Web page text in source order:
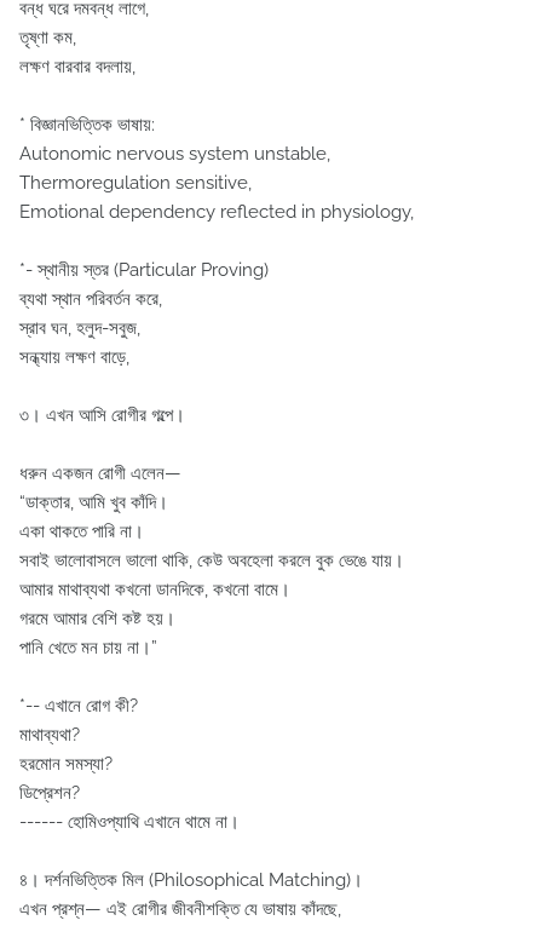
বন্ধ ঘরে দমবন্ধ লাগে,
তৃষ্ণা কম,
লক্ষণ বারবার বদলায়,
* বিজ্ঞানভিত্তিক ভাষায়:
Autonomic nervous system unstable,
Thermoregulation sensitive,
Emotional dependency reflected in physiology,
*- স্থানীয় স্তর (Particular Proving)
ব্যথা স্থান পরিবর্তন করে,
স্রাব ঘন, হলুদ-সবুজ,
সন্ধ্যায় লক্ষণ বাড়ে,
৩️। এখন আসি রোগীর গল্পে।
ধরুন একজন রোগী এলেন—
“ডাক্তার, আমি খুব কাঁদি।
একা থাকতে পারি না।
সবাই ভালোবাসলে ভালো থাকি, কেউ অবহেলা করলে বুক ভেঙে যায়।
আমার মাথাব্যথা কখনো ডানদিকে, কখনো বামে।
গরমে আমার বেশি কষ্ট হয়।
পানি খেতে মন চায় না।”
*-- এখানে রোগ কী?
মাথাব্যথা?
হরমোন সমস্যা?
ডিপ্রেশন?
------ হোমিওপ্যাথি এখানে থামে না।
৪️। দর্শনভিত্তিক মিল (Philosophical Matching)।
এখন প্রশ্ন— এই রোগীর জীবনীশক্তি যে ভাষায় কাঁদছে,